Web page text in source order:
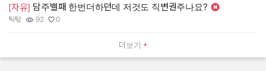
더보기
[자유] 담주밸패 한번더하던데 저것도 직변권주나요?
작성자:
틱탃
조회수:
92
추천수:
0